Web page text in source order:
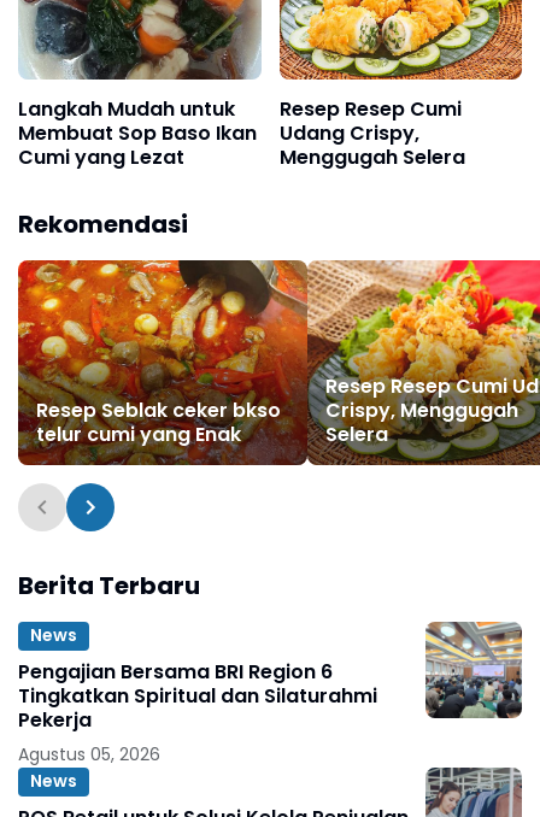
Langkah Mudah untuk
Membuat Sop Baso Ikan
Cumi yang Lezat
Resep Resep Cumi
Udang Crispy,
Menggugah Selera
Rekomendasi
Resep Seblak ceker bkso
telur cumi yang Enak
Resep Resep Cumi
Crispy, Menggugah
Selera
Berita Terbaru
News
Pengajian Bersama BRI Region 6
Tingkatkan Spiritual dan Silaturahmi
Pekerja
Agustus 05, 2026
News